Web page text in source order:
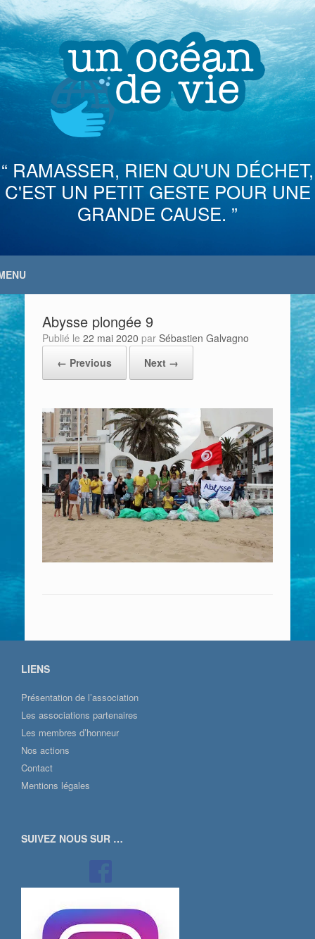
Skip
to
content
“ RAMASSER, RIEN QU'UN DÉCHET,
C'EST UN PETIT GESTE POUR UNE
GRANDE CAUSE. ”
Abysse plongée 9
Publié le 22 mai 2020 par Sébastien Galvagno
← Previous
Next →
LIENS
Présentation de l’association
Les associations partenaires
Les membres d’honneur
Nos actions
Contact
Mentions légales
SUIVEZ NOUS SUR …